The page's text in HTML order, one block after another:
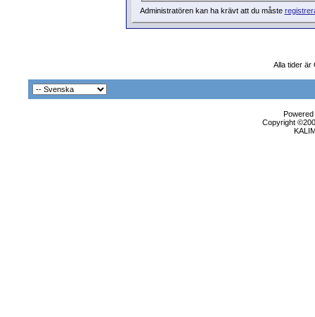
Administratören kan ha krävt att du måste
Alla tider är
Copyright